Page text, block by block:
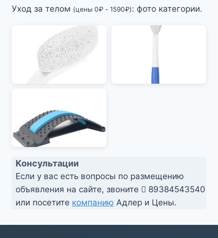
Уход за телом (цены 0₽ - 1590₽): фото категории.
Консультации
Если у вас есть вопросы по размещению
объявления на сайте, звоните
89384543540
или посетите компанию Адлер и Цены.